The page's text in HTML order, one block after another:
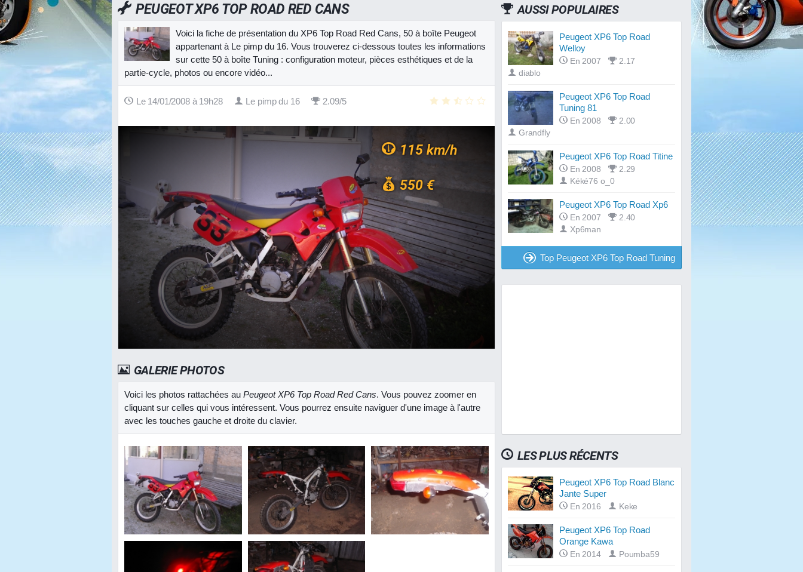
PEUGEOT XP6 TOP ROAD RED CANS
Voici la fiche de présentation du XP6 Top Road Red Cans, 50 à boîte Peugeot
appartenant à Le pimp du 16. Vous trouverez ci-dessous toutes les informations
sur cette 50 à boîte Tuning : configuration moteur, pièces esthétiques et de la
partie-cycle, photos ou encore vidéo...
Le 14/01/2008 à 19h28 Le pimp du 16 2.09/5
115 km/h
550 €
GALERIE PHOTOS
Voici les photos rattachées au Peugeot XP6 Top Road Red Cans. Vous pouvez zoomer en
cliquant sur celles qui vous intéressent. Vous pourrez ensuite naviguer d'une image à l'autre
avec les touches gauche et droite du clavier.
AUSSI POPULAIRES
Peugeot XP6 Top Road
Welloy
En 2007
2.17
diablo
Peugeot XP6 Top Road
Tuning 81
En 2008
2.00
Grandfly
Peugeot XP6 Top Road Titine
En 2008
2.29
Kéké76 o_0
Peugeot XP6 Top Road Xp6
En 2007
2.40
Xp6man
Top Peugeot XP6 Top Road Tuning
LES PLUS RÉCENTS
Peugeot XP6 Top Road Blanc
Jante Super
En 2016 Keke
Peugeot XP6 Top Road
Orange Kawa
En 2014 Poumba59